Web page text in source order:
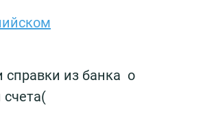
справки из банка о
счета(